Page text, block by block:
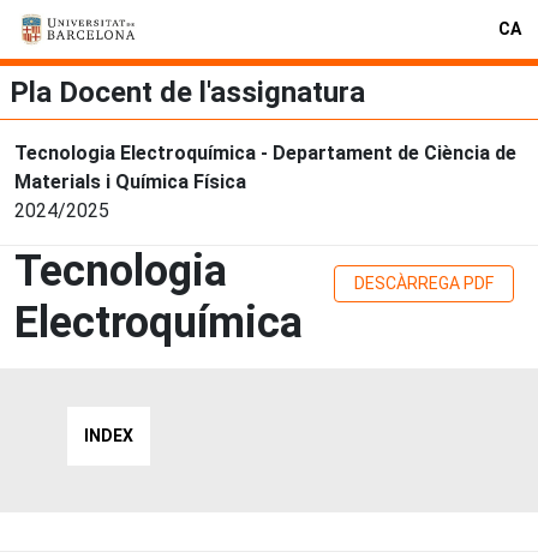
CA
Pla Docent de l'assignatura
Tecnologia Electroquímica - Departament de Ciència de
Materials i Química Física
2024/2025
Tecnologia
Electroquímica
DESCÀRREGA PDF
INDEX